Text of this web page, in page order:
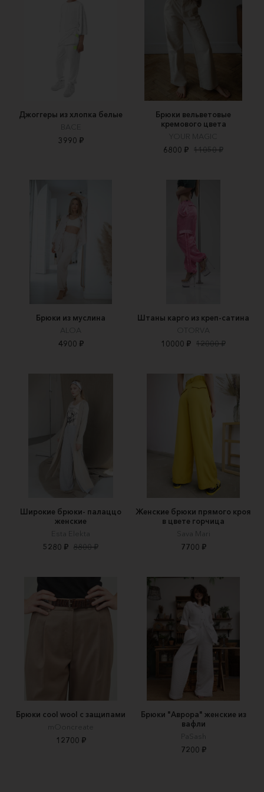
Джоггеры из хлопка белые
BACE
3990 ₽
Брюки вельветовые
кремового цвета
YOUR MAGIC
6800 ₽ 11050 ₽
Брюки из муслина
ALOA
4900 ₽
Штаны карго из креп-сатина
OTORVA
10000 ₽ 12000 ₽
Широкие брюки- палаццо
женские
Esta Elekta
5280 ₽ 8800 ₽
Женские брюки прямого кроя
в цвете горчица
Sava Mari
7700 ₽
Брюки cool wool с защипами
mOoncreate
12700 ₽
Брюки "Аврора" женские из
вафли
PaSash
7200 ₽